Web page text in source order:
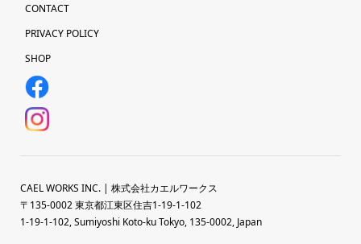
CONTACT
PRIVACY POLICY
SHOP
CAEL WORKS INC. | 株式会社カエルワークス
〒135-0002 東京都江東区住吉1-19-1-102
1-19-1-102, Sumiyoshi Koto-ku Tokyo, 135-0002, Japan